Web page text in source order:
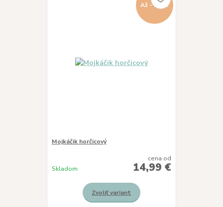
Až - 17 %
Mojkáčik horčicový
cena od
14,99 €
Skladom
Zvoliť variant